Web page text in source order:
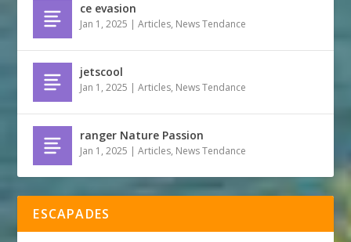
ce evasion
Jan 1, 2025 |Articles, News Tendance
jetscool
Jan 1, 2025 |Articles, News Tendance
ranger Nature Passion
Jan 1, 2025 |Articles, News Tendance
ESCAPADES